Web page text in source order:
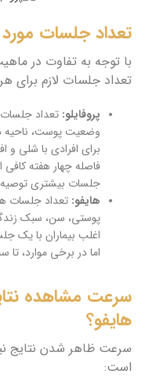
تعداد جلسات مورد
با توجه به تفاوت در
تعداد جلسات لازم برای
پروفایلو: تعداد جلسات
وضعیت پوست، ناحیه
برای افرادی با شلی
فاصله چهار هفته
جلسات بیشتری
هایفو: تعداد جلسات
پوستی، سن، سبک
اغلب بیماران با یک
اما در برخی موارد، تا سه جلسه با
سرعت مشاهده
هایفو؟
سرعت ظاهر شدن نتایج
است: